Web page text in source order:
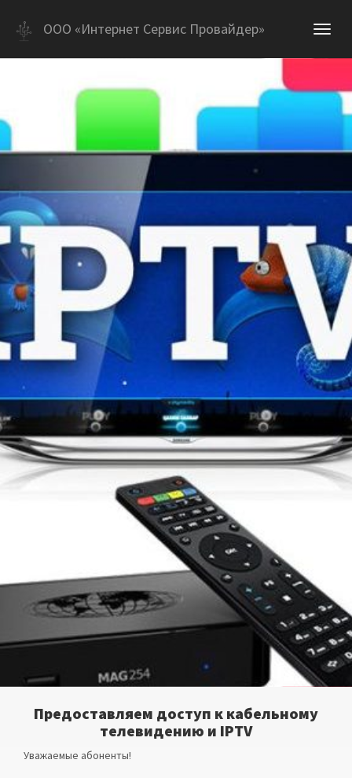
ООО «Интернет Сервис Провайдер»
Предоставляем доступ к кабельному
телевидению и IPTV
Уважаемые абоненты!